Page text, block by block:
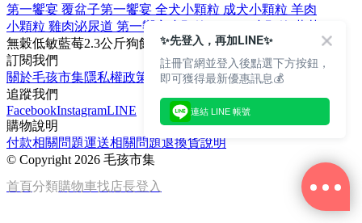
第一饗宴 覆盆子第一饗宴 全犬小顆粒 成犬小顆粒 羊肉
小顆粒 雞肉泌尿道 第一饗宴
無穀低敏藍莓2.3公斤狗飼料
訂閱我們
關於毛孩市集隱私權政策
文章
追蹤我們
FacebookInstagramLINE
購物說明
付款相關問題運送相關問題退換貨說明
© Copyright 2026 毛孩市集
首頁分類購物車找店長登入
✨先登入，再加LINE✨
註冊官網並登入後點選下方按鈕，
即可獲得最新優惠訊息💰
連結 LINE 帳號